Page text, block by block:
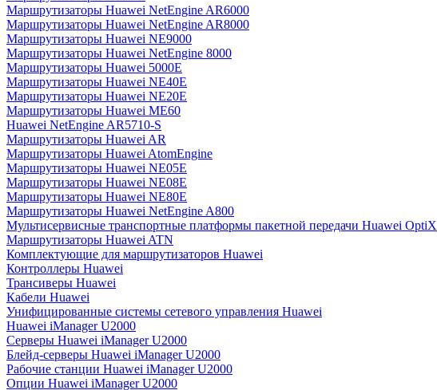
Маршрутизаторы Huawei NetEngine AR6000
Маршрутизаторы Huawei NetEngine AR8000
Маршрутизаторы Huawei NE9000
Маршрутизаторы Huawei NetEngine 8000
Маршрутизаторы Huawei 5000E
Маршрутизаторы Huawei NE40E
Маршрутизаторы Huawei NE20E
Маршрутизаторы Huawei ME60
Huawei NetEngine AR5710-S
Маршрутизаторы Huawei AR
Маршрутизаторы Huawei AtomEngine
Маршрутизаторы Huawei NE05E
Маршрутизаторы Huawei NE08E
Маршрутизаторы Huawei NE80E
Маршрутизаторы Huawei NetEngine A800
Мультисервисные транспортные платформы пакетной передачи Huawei OptiX
Маршрутизаторы Huawei ATN
Комплектующие для маршрутизаторов Huawei
Контроллеры Huawei
Трансиверы Huawei
Кабели Huawei
Унифицированные системы сетевого управления Huawei
Huawei iManager U2000
Серверы Huawei iManager U2000
Блейд-серверы Huawei iManager U2000
Рабочие станции Huawei iManager U2000
Опции Huawei iManager U2000